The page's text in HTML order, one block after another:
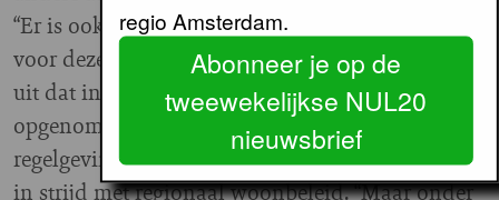
“Er is ook behoefte aan toeleiding naar banen
voor deze starters op de woningmarkt.” Wien legt
uit dat in de ontwikkelstrategie wensen zijn
opgenomen die binnen de huidige wet- en
regelgeving nog niet kunnen. Lokaal toewijzen is
in strijd met regionaal woonbeleid. “Maar onder
regio Amsterdam.
Abonneer je op de
tweewekelijkse NUL20
nieuwsbrief